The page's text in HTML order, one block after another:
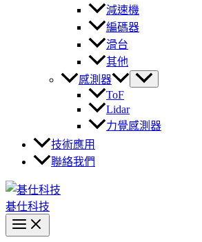
減速機
編碼器
滑台
其他
感測器
ToF
Lidar
力覺感測器
技術應用
聯絡我們
碁仕科技